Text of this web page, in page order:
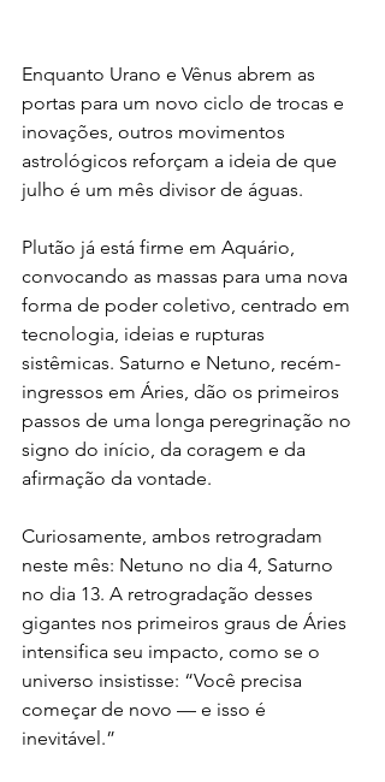
Enquanto Urano e Vênus abrem as
portas para um novo ciclo de trocas e
inovações, outros movimentos
astrológicos reforçam a ideia de que
julho é um mês divisor de águas.
Plutão já está firme em Aquário,
convocando as massas para uma nova
forma de poder coletivo, centrado em
tecnologia, ideias e rupturas
sistêmicas. Saturno e Netuno, recém-
ingressos em Áries, dão os primeiros
passos de uma longa peregrinação no
signo do início, da coragem e da
afirmação da vontade.
Curiosamente, ambos retrogradam
neste mês: Netuno no dia 4, Saturno
no dia 13. A retrogradação desses
gigantes nos primeiros graus de Áries
intensifica seu impacto, como se o
universo insistisse: “Você precisa
começar de novo — e isso é
inevitável.”